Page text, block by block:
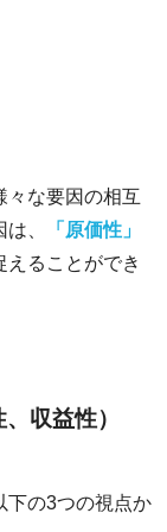
々な要因の相互
、
「原価性」
えることができ
収益性）
下の3つの視点か